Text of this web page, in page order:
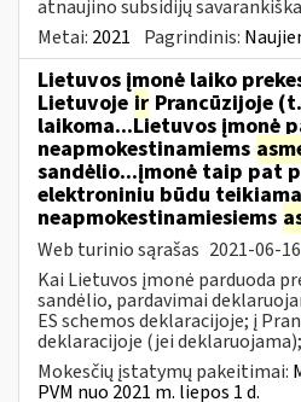
atnaujino subsidijų
Metai: 2021 Pagrindinis:
Lietuvos įmonė laiko
Lietuvoje ir Prancūzijoje
laikoma...Lietuvos įmonė
neapmokestinamiems
sandėlio...įmonė taip pat
elektroniniu būdu
neapmokestinamiesiems
Web turinio sąrašas 2021-06-16
Kai Lietuvos įmonė parduoda
sandėlio, pardavimai
ES schemos deklaracijoje; į
deklaracijoje (jei deklaruojama);
Mokesčių įstatymų pakeitimai:
PVM nuo 2021 m. liepos 1 d.